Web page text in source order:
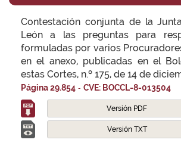
Contestación conjunta de la
León a las preguntas para
formuladas por varios
en el anexo, publicadas en el
estas Cortes, n.º 175, de 14 de
Página 29.854 - CVE: BOCCL-8-013504
Versión PDF
Versión TXT